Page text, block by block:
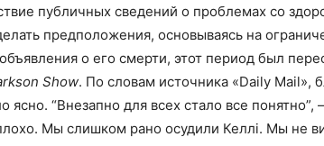
публичных сведений о проблемах со
предположения, основываясь на
о его смерти, этот период был
Show. По словам источника «Daily Mail»,
ясно. “Внезапно для всех стало все
Мы слишком рано осудили Келлі. Мы не